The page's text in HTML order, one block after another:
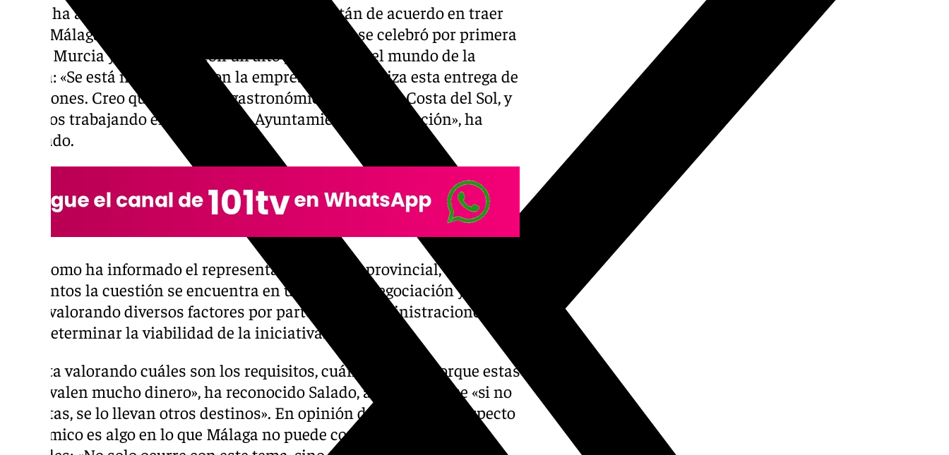
Según ha apuntado Salado, las instituciones están de acuerdo en traer
hasta Málaga este gran evento, que el año pasado se celebró por primera
vez en Murcia y que cuenta con un alto prestigio en el mundo de la
cocina: «Se está negociando con la empresa que organiza esta entrega de
galardones. Creo que posiciona gastronómicamente a la Costa del Sol, y
estamos trabajando entre la Junta, Ayuntamiento y Diputación», ha
señalado.
Tal y como ha informado el representante del ente provincial, en estos
momentos la cuestión se encuentra en una fase de negociación y se
están valorando diversos factores por parte de las administraciones
para determinar la viabilidad de la iniciativa.
«Se esta valorando cuáles son los requisitos, cuánto cuesta…porque estas
cosas valen mucho dinero», ha reconocido Salado, añadiendo que «si no
apuestas, se lo llevan otros destinos». En opinión del popular, el aspecto
económico es algo en lo que Málaga no puede competir contra otras